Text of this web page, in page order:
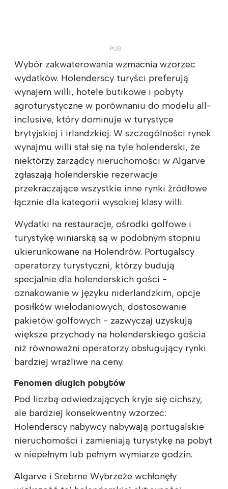
Wybór zakwaterowania wzmacnia wzorzec
wydatków. Holenderscy turyści preferują
wynajem willi, hotele butikowe i pobyty
agroturystyczne w porównaniu do modelu all-
inclusive, który dominuje w turystyce
brytyjskiej i irlandzkiej. W szczególności rynek
wynajmu willi stał się na tyle holenderski, że
niektórzy zarządcy nieruchomości w Algarve
zgłaszają holenderskie rezerwacje
przekraczające wszystkie inne rynki źródłowe
łącznie dla kategorii wysokiej klasy willi.
Wydatki na restauracje, ośrodki golfowe i
turystykę winiarską są w podobnym stopniu
ukierunkowane na Holendrów. Portugalscy
operatorzy turystyczni, którzy budują
specjalnie dla holenderskich gości -
oznakowanie w języku niderlandzkim, opcje
posiłków wielodaniowych, dostosowanie
pakietów golfowych - zazwyczaj uzyskują
większe przychody na holenderskiego gościa
niż równoważni operatorzy obsługujący rynki
bardziej wrażliwe na ceny.
Fenomen długich pobytów
Pod liczbą odwiedzających kryje się cichszy,
ale bardziej konsekwentny wzorzec:
Holenderscy nabywcy nabywają portugalskie
nieruchomości i zamieniają turystykę na pobyt
w niepełnym lub pełnym wymiarze godzin.
Algarve i Srebrne Wybrzeże wchłonęły